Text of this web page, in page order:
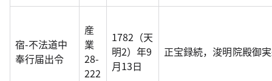
宿-不法道中
奉行届出令
産
業
28-
222
1782（天
明2）年9
月13日
正宝録続，浚明院殿御